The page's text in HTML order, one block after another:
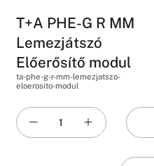
T+A PHE-G R MM
Lemezjátszó
Előerősítő modul
ta-phe-g-r-mm-lemezjatszo-
eloerosito-modul